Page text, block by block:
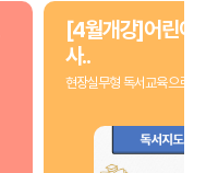
[4월개강]어린이
사..
현장실무형 독서교육으로